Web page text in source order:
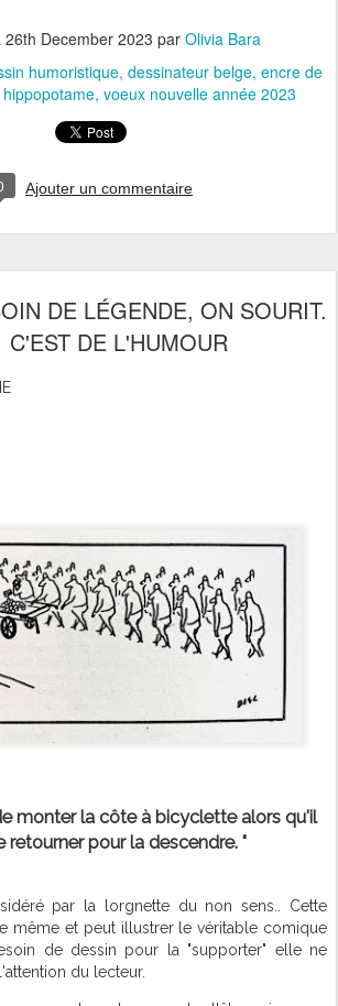
26th December 2023 par Olivia Bara
humoristique dessinateur belge encre de
hippopotame voeux nouvelle année 2023
Ajouter un commentaire
DE LÉGENDE, ON SOURIT.
C'EST DE L'HUMOUR
monter la côte à bicyclette alors qu'il
retourner pour la descendre. "
par la lorgnette du non sens.. Cette
même et peut illustrer le véritable comique
de dessin pour la "supporter" elle ne
du lecteur.